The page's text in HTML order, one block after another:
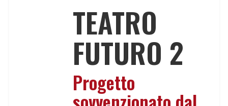
TEATRO
FUTURO 2
Progetto